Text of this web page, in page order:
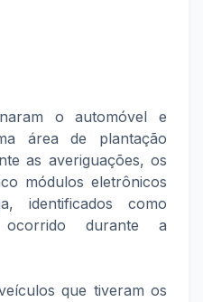
o automóvel e
área de plantação
as averiguações, os
módulos eletrônicos
identificados como
durante a
que tiveram os